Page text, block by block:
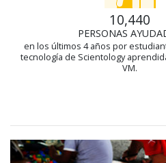
10,440
PERSONAS
en los últimos 4 años por
tecnología de Scientology
VM.